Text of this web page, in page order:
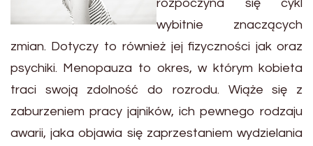
rozpoczyna się cykl
wybitnie znaczących
zmian. Dotyczy to również jej fizyczności jak oraz
psychiki. Menopauza to okres, w którym kobieta
traci swoją zdolność do rozrodu. Wiąże się z
zaburzeniem pracy jajników, ich pewnego rodzaju
awarii, jaka objawia się zaprzestaniem wydzielania